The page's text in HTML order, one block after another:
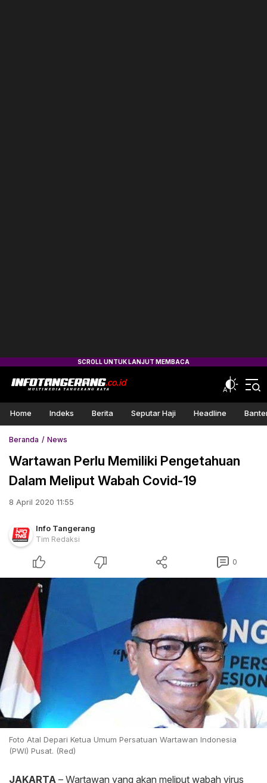
Home Indeks Berita Seputar Haji Headline
Beranda News
Wartawan Perlu Memiliki Pengetahuan
Dalam Meliput Wabah Covid-19
8 April 2020 11:55
Info Tangerang
Tim Redaksi
0
Foto Atal Depari Ketua Umum Persatuan Wartawan Indonesia
(PWI) Pusat. (Red)
JAKARTA – Wartawan yang akan meliput wabah virus